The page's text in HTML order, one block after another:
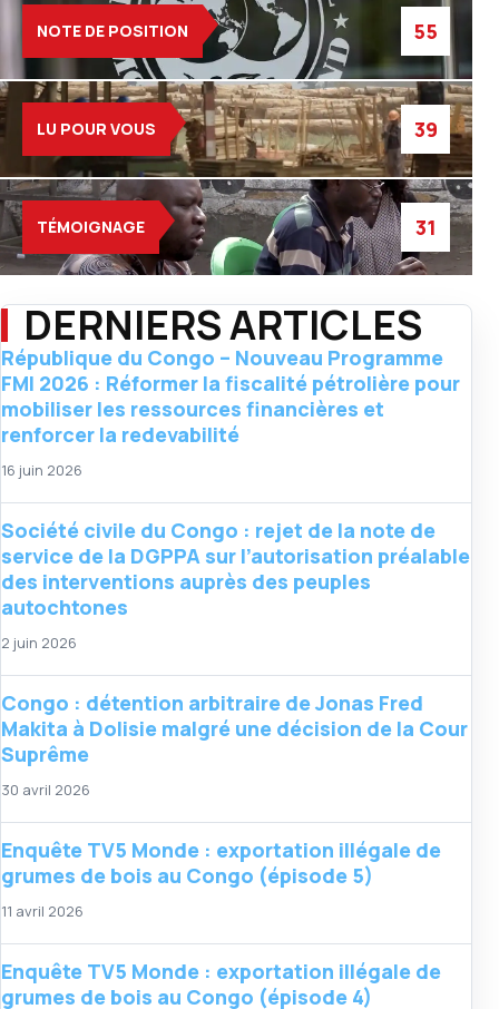
NOTE DE POSITION 55
LU POUR VOUS 39
TÉMOIGNAGE 31
DERNIERS ARTICLES
République du Congo – Nouveau Programme
FMI 2026 : Réformer la fiscalité pétrolière pour
mobiliser les ressources financières et
renforcer la redevabilité
16 juin 2026
Société civile du Congo : rejet de la note de
service de la DGPPA sur l’autorisation préalable
des interventions auprès des peuples
autochtones
2 juin 2026
Congo : détention arbitraire de Jonas Fred
Makita à Dolisie malgré une décision de la Cour
Suprême
30 avril 2026
Enquête TV5 Monde : exportation illégale de
grumes de bois au Congo (épisode 5)
11 avril 2026
Enquête TV5 Monde : exportation illégale de
grumes de bois au Congo (épisode 4)